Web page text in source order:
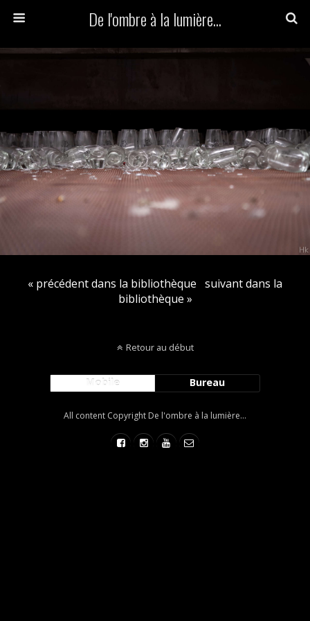
De l'ombre à la lumière...
« précédent dans la bibliothèque suivant dans la
bibliothèque »
Retour au début
Mobile Bureau
All content Copyright De l'ombre à la lumière...